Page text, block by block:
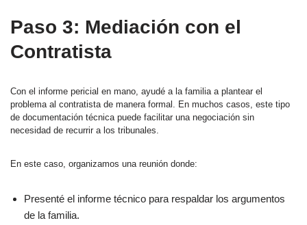
Paso 3: Mediación con el
Contratista
Con el informe pericial en mano, ayudé a la familia a plantear el
problema al contratista de manera formal. En muchos casos, este tipo
de documentación técnica puede facilitar una negociación sin
necesidad de recurrir a los tribunales.
En este caso, organizamos una reunión donde:
Presenté el informe técnico para respaldar los argumentos
de la familia.